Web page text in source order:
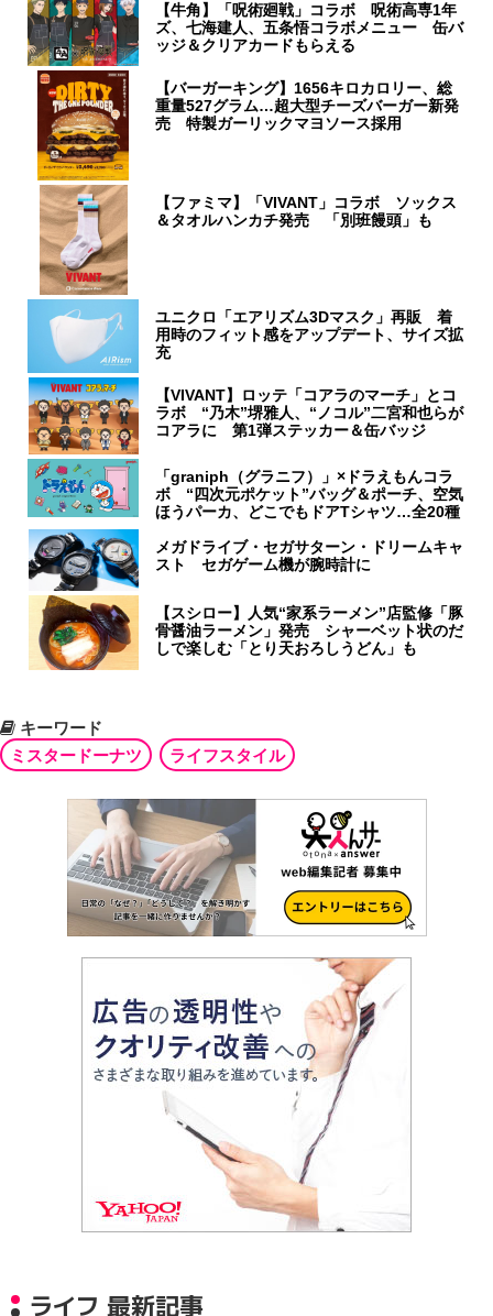
【牛角】「呪術廻戦」コラボ 呪術高専1年
ズ、七海建人、五条悟コラボメニュー 缶バ
ッジ＆クリアカードもらえる
【バーガーキング】1656キロカロリー、総
重量527グラム…超大型チーズバーガー新発
売 特製ガーリックマヨソース採用
【ファミマ】「VIVANT」コラボ ソックス
＆タオルハンカチ発売 「別班饅頭」も
ユニクロ「エアリズム3Dマスク」再販 着
用時のフィット感をアップデート、サイズ拡
充
【VIVANT】ロッテ「コアラのマーチ」とコ
ラボ “乃木”堺雅人、“ノコル”二宮和也らが
コアラに 第1弾ステッカー＆缶バッジ
「graniph（グラニフ）」×ドラえもんコラ
ボ “四次元ポケット”バッグ＆ポーチ、空気
ほうパーカ、どこでもドアTシャツ…全20種
メガドライブ・セガサターン・ドリームキャ
スト セガゲーム機が腕時計に
【スシロー】人気“家系ラーメン”店監修「豚
骨醤油ラーメン」発売 シャーベット状のだ
しで楽しむ「とり天おろしうどん」も
キーワード
ミスタードーナツ
ライフスタイル
ライフ 最新記事